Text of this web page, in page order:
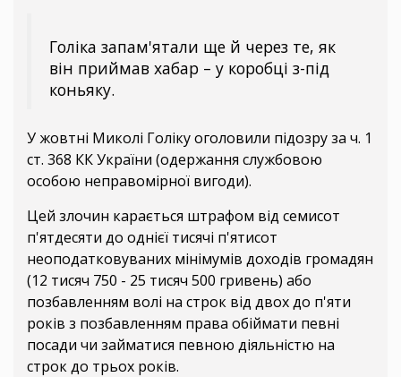
Голіка запам'ятали ще й через те, як
він приймав хабар – у коробці з-під
коньяку.
У жовтні Миколі Голіку оголовили підозру за ч. 1
ст. 368 КК України (одержання службовою
особою неправомірної вигоди).
Цей злочин карається штрафом від семисот
п'ятдесяти до однієї тисячі п'ятисот
неоподатковуваних мінімумів доходів громадян
(12 тисяч 750 - 25 тисяч 500 гривень) або
позбавленням волі на строк від двох до п'яти
років з позбавленням права обіймати певні
посади чи займатися певною діяльністю на
строк до трьох років.